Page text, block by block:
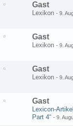
Gast
Lexikon - 9.
Gast
Lexikon - 9.
Gast
Lexikon - 9.
Gast
Lexicon-
Part 4“ - 9.